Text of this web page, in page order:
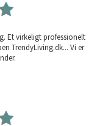
Et virkeligt professionelt
TrendyLiving.dk... Vi er